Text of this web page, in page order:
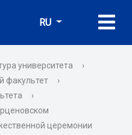
RU
университета
›
факультет
›
›
церемонии